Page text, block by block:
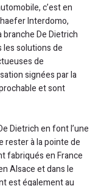
c’est en
Interdomo,
De Dietrich
les solutions de
de
signées par la
et sont
Dietrich en font l’une
rester à la pointe de
fabriqués en France
Alsace et dans le
est également au